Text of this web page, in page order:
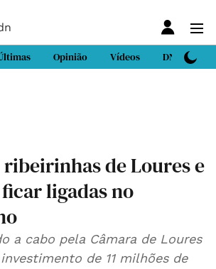
Opinião Vídeos DN Sport
de Loures e
ligadas no
a cabo pela Câmara de Loures
de 11 milhões de